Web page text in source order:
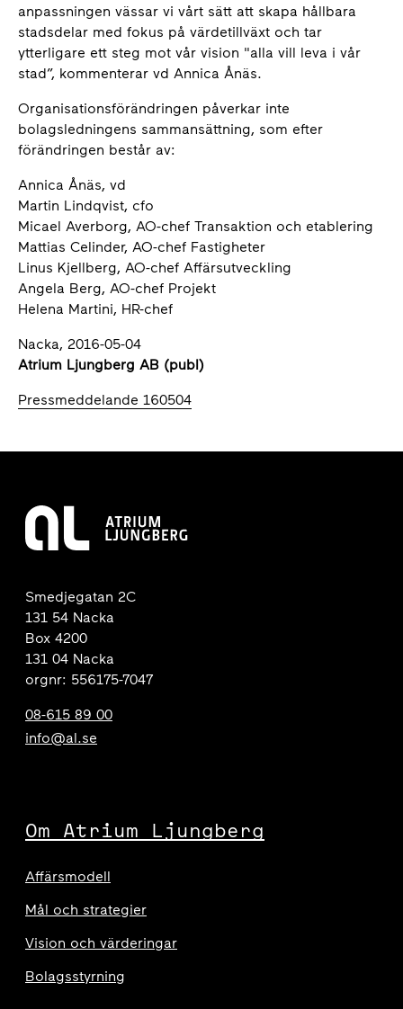
anpassningen vässar vi vårt sätt att skapa hållbara
stadsdelar med fokus på värdetillväxt och tar
ytterligare ett steg mot vår vision "alla vill leva i vår
stad”, kommenterar vd Annica Ånäs.
Organisationsförändringen påverkar inte
bolagsledningens sammansättning, som efter
förändringen består av:
Annica Ånäs, vd
Martin Lindqvist, cfo
Micael Averborg, AO-chef Transaktion och etablering
Mattias Celinder, AO-chef Fastigheter
Linus Kjellberg, AO-chef Affärsutveckling
Angela Berg, AO-chef Projekt
Helena Martini, HR-chef
Nacka, 2016-05-04
Atrium Ljungberg AB (publ)
Pressmeddelande 160504
Smedjegatan 2C
131 54 Nacka
Box 4200
131 04 Nacka
orgnr: 556175-7047
08-615 89 00
info@al.se
Om Atrium Ljungberg
Affärsmodell
Mål och strategier
Vision och värderingar
Bolagsstyrning